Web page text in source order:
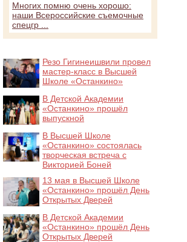
Многих помню очень хорошо:
наши Всероссийские съемочные
спецгр ...
Резо Гигинеишвили провел
мастер-класс в Высшей
Школе «Останкино»
В Детской Академии
«Останкино» прошёл
выпускной
В Высшей Школе
«Останкино» состоялась
творческая встреча с
Викторией Боней
13 мая в Высшей Школе
«Останкино» прошёл День
Открытых Дверей
В Детской Академии
«Останкино» прошёл День
Открытых Дверей